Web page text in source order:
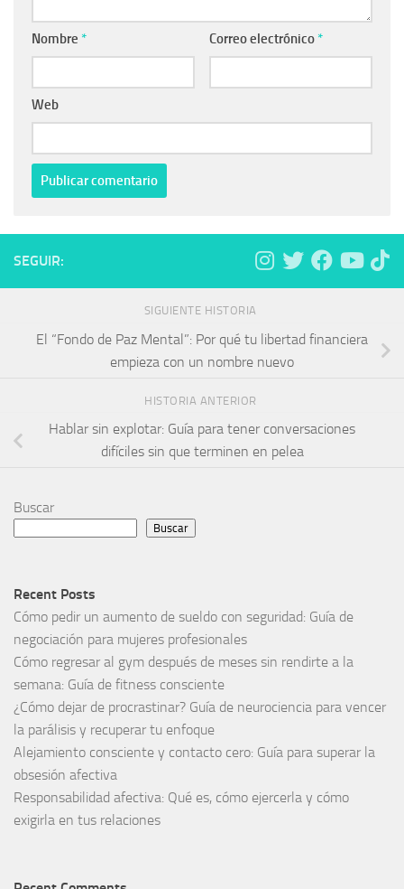
Nombre * Correo electrónico *
Web
SEGUIR:
SIGUIENTE HISTORIA
El “Fondo de Paz Mental”: Por qué tu libertad financiera
empieza con un nombre nuevo
HISTORIA ANTERIOR
Hablar sin explotar: Guía para tener conversaciones
difíciles sin que terminen en pelea
Buscar
Buscar
Recent Posts
Cómo pedir un aumento de sueldo con seguridad: Guía de
negociación para mujeres profesionales
Cómo regresar al gym después de meses sin rendirte a la
semana: Guía de fitness consciente
¿Cómo dejar de procrastinar? Guía de neurociencia para vencer
la parálisis y recuperar tu enfoque
Alejamiento consciente y contacto cero: Guía para superar la
obsesión afectiva
Responsabilidad afectiva: Qué es, cómo ejercerla y cómo
exigirla en tus relaciones